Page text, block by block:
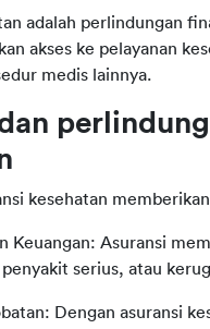
adalah perlindungan
akses ke pelayanan
medis lainnya.
kesehatan memberikan
Keuangan: Asuransi
penyakit serius, atau
Dengan asuransi